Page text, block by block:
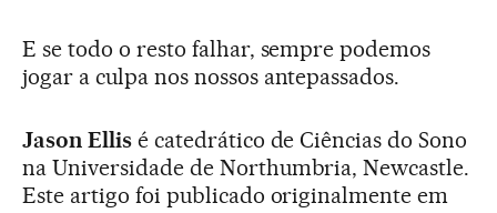
E se todo o resto falhar, sempre podemos
jogar a culpa nos nossos antepassados.
Jason Ellisé catedrático de Ciências do Sono
na Universidade de Northumbria, Newcastle.
Este artigo foi publicado originalmente em